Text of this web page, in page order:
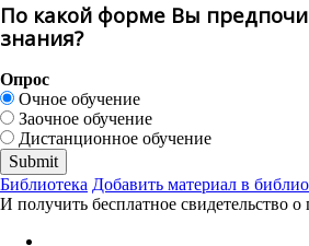
По какой форме Вы
знания?
Опрос
Очное обучение
Заочное обучение
Дистанционное обучение
Библиотека Добавить материал в
И получить бесплатное свидетельство